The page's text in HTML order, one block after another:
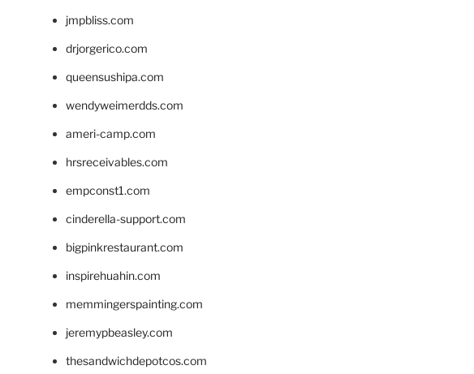
jmpbliss.com
drjorgerico.com
queensushipa.com
wendyweimerdds.com
ameri-camp.com
hrsreceivables.com
empconst1.com
cinderella-support.com
bigpinkrestaurant.com
inspirehuahin.com
memmingerspainting.com
jeremypbeasley.com
thesandwichdepotcos.com